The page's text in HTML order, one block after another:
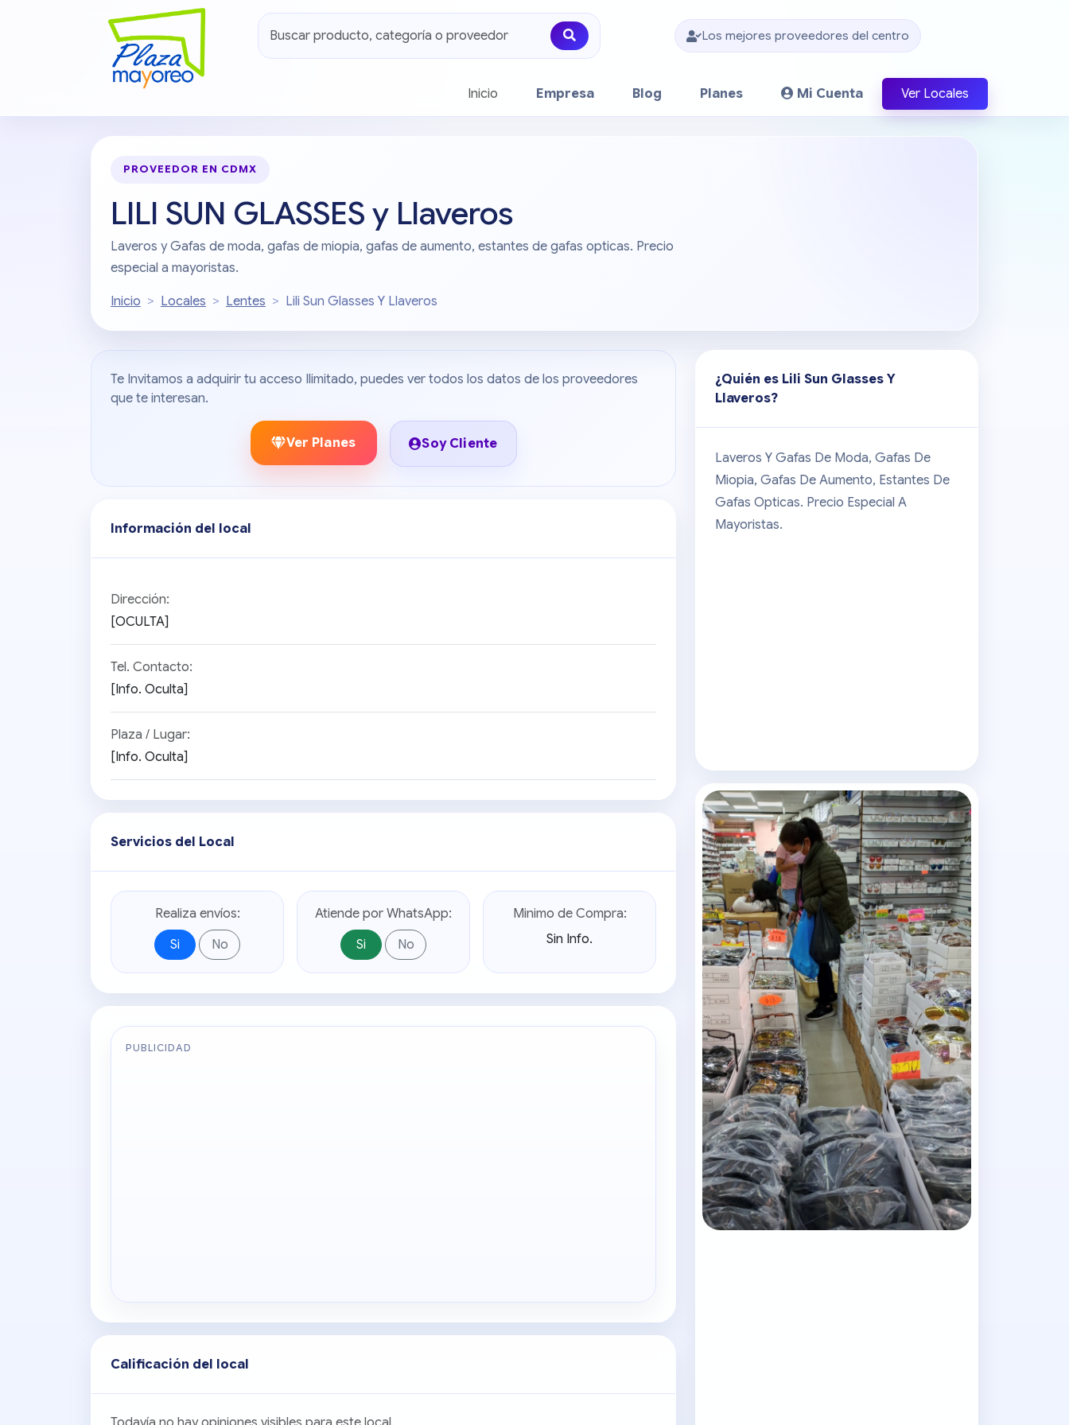
Los mejores proveedores del centro
Inicio (current)Empresa Blog Planes Mi Cuenta Ver Locales
PROVEEDOR EN CDMX
LILI SUN GLASSES y Llaveros
Laveros y Gafas de moda, gafas de miopia, gafas de aumento, estantes de gafas opticas. Precio
especial a mayoristas.
Inicio Locales Lentes Lili Sun Glasses Y Llaveros
Te Invitamos a adquirir tu acceso Ilimitado, puedes ver todos los datos de los proveedores
que te interesan.
Ver Planes Soy Cliente
Información del local
Dirección:
[OCULTA]
Tel. Contacto:
[Info. Oculta]
Plaza / Lugar:
[Info. Oculta]
Servicios del Local
Realiza envíos:
Si
No
Atiende por WhatsApp:
Si
No
Minimo de Compra:
Sin Info.
PUBLICIDAD
Calificación del local
¿Quién es Lili Sun Glasses Y
Llaveros?
Laveros Y Gafas De Moda, Gafas De
Miopia, Gafas De Aumento, Estantes De
Gafas Opticas. Precio Especial A
Mayoristas.